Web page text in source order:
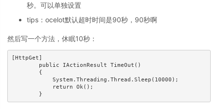
秒。可以单独设置
tips：ocelot默认超时时间是90秒，90秒啊
然后写一个方法，休眠10秒：
[HttpGet]
        public IActionResult TimeOut()
        {
            System.Threading.Thread.Sleep(10000);
            return Ok();
        }